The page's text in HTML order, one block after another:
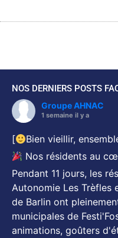
NOS DERNIERS POSTS
Groupe AHNAC
1 semaine il y a
[
Bien vieillir,
Nos résidents au
Pendant 11 jours, les
Autonomie Les Trèfles
de Barlin ont
municipales de
animations, goûters